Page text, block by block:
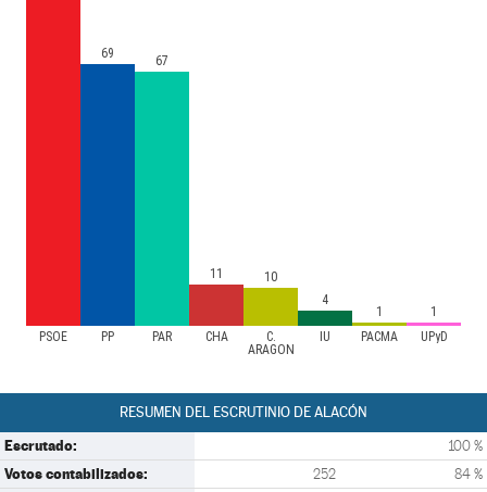
PSOE PP PAR CHA
C.
ARAGON
IU PACMA UPyD
69 67
11
10
4
1 1
RESUMEN DEL ESCRUTINIO DE ALACÓN
Escrutado: 100 %
Votos contabilizados: 252 84 %